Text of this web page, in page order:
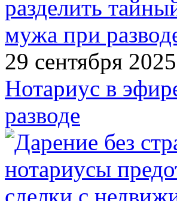
29 сентября
Нотариус в
разводе